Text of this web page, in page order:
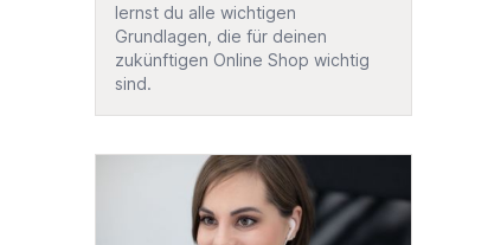
lernst du alle wichtigen
Grundlagen, die für deinen
zukünftigen Online Shop wichtig
sind.